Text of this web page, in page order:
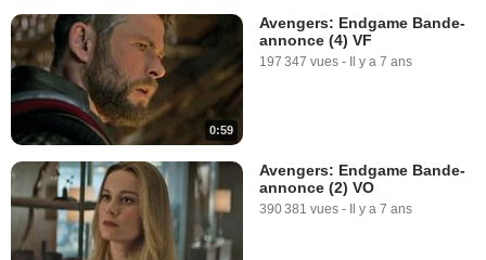
0:59
Avengers: Endgame Bande-
annonce (4) VF
197 347 vues - Il y a 7 ans
Avengers: Endgame Bande-
annonce (2) VO
390 381 vues - Il y a 7 ans